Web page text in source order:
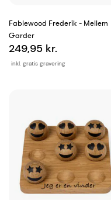
Fablewood Frederik - Mellem
Garder
inkl. gratis gravering
249,95 kr.